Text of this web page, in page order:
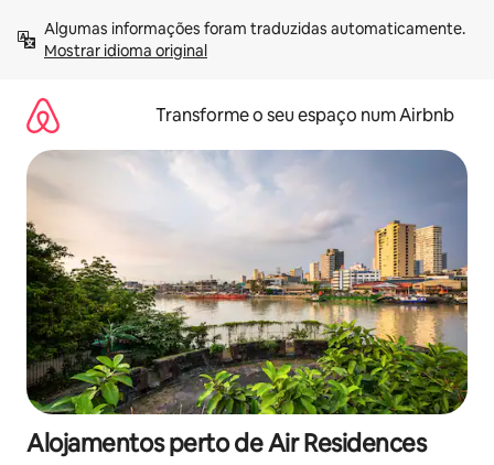
para
Mostrar idioma original
Transforme o seu espaço num Airbnb
Alojamentos perto de Air Residences